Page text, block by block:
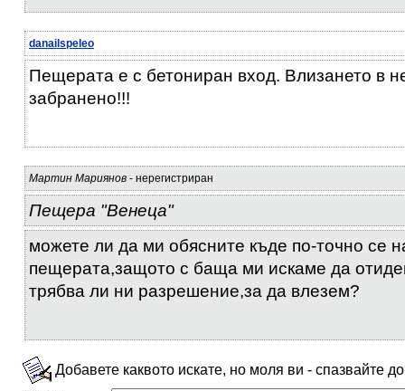
danailspeleo
Пещерата е с бетониран вход. Влизането в
забранено!!!
Мартин Мариянов - нерегистриран
Пещера "Венеца"
можете ли да ми обясните къде по-точно се
пещерата,защото с баща ми искаме да
трябва ли ни разрешение,за да влезем?
Добавете каквото искате, но моля ви - спазвайте